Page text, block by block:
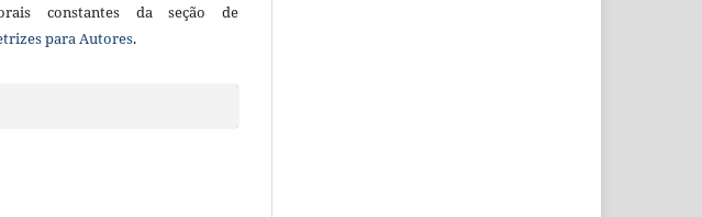
constantes da seção de
para Autores.